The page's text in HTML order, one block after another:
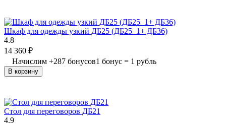
Шкаф для одежды узкий ДБ25 (ДБ25_1+ ДБ36)
4.8
14 360 ₽
Начислим +287 бонусов1 бонус = 1 рубль
В корзину
Стол для переговоров ДБ21
4.9